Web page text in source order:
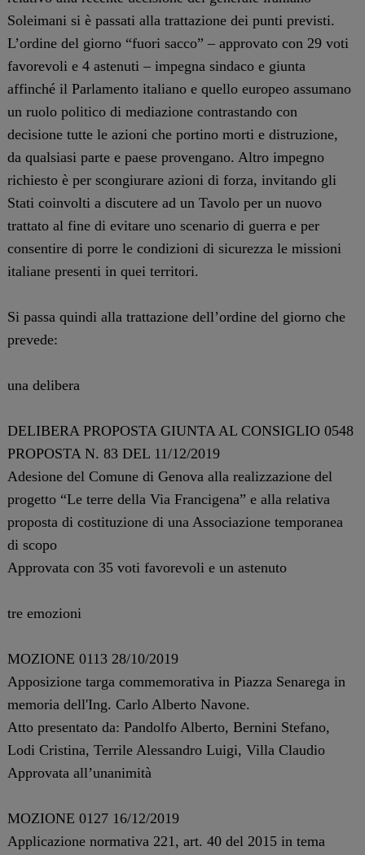
Soleimani si è passati alla trattazione dei punti previsti.
L’ordine del giorno “fuori sacco” – approvato con 29 voti
favorevoli e 4 astenuti – impegna sindaco e giunta
affinché il Parlamento italiano e quello europeo assumano
un ruolo politico di mediazione contrastando con
decisione tutte le azioni che portino morti e distruzione,
da qualsiasi parte e paese provengano. Altro impegno
richiesto è per scongiurare azioni di forza, invitando gli
Stati coinvolti a discutere ad un Tavolo per un nuovo
trattato al fine di evitare uno scenario di guerra e per
consentire di porre le condizioni di sicurezza le missioni
italiane presenti in quei territori.
Si passa quindi alla trattazione dell’ordine del giorno che
prevede:
una delibera
DELIBERA PROPOSTA GIUNTA AL CONSIGLIO 0548
PROPOSTA N. 83 DEL 11/12/2019
Adesione del Comune di Genova alla realizzazione del
progetto “Le terre della Via Francigena” e alla relativa
proposta di costituzione di una Associazione temporanea
di scopo
Approvata con 35 voti favorevoli e un astenuto
tre emozioni
MOZIONE 0113 28/10/2019
Apposizione targa commemorativa in Piazza Senarega in
memoria dell'Ing. Carlo Alberto Navone.
Atto presentato da: Pandolfo Alberto, Bernini Stefano,
Lodi Cristina, Terrile Alessandro Luigi, Villa Claudio
Approvata all’unanimità
MOZIONE 0127 16/12/2019
Applicazione normativa 221, art. 40 del 2015 in tema